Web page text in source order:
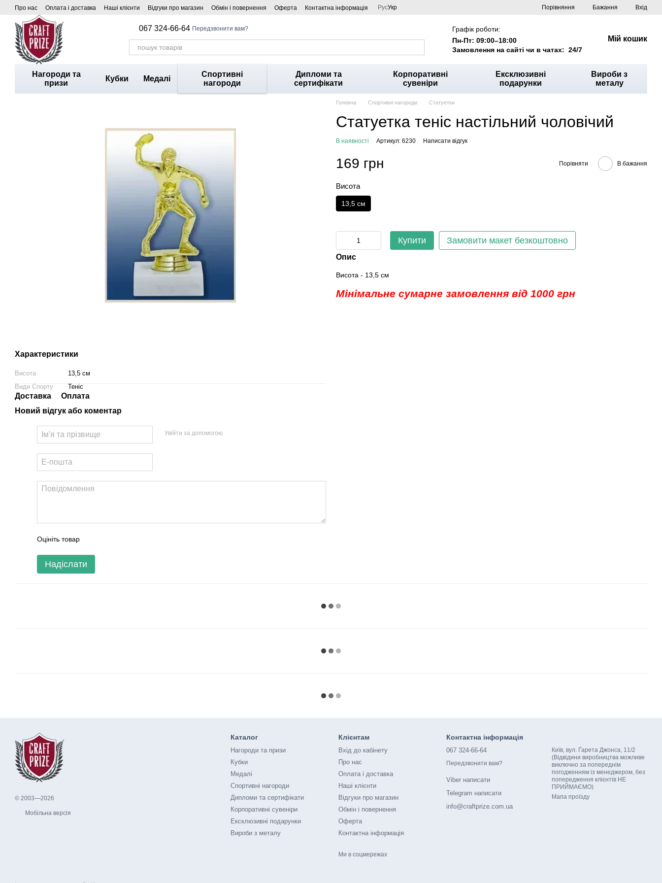
Перейти до основного контенту
Про нас Оплата і доставка Наші клієнти Відгуки про магазин Обмін і повернення Оферта Контактна інформація РусУкр Порівняння Бажання Вхід
067 324-66-64 Передзвонити вам?
Графік роботи:
Пн-Пт: 09:00–18:00
Замовлення на сайті чи в чатах: 24/7
Мій кошик
Нагороди та
призи
Кубки Медалі
Спортивні
нагороди
Дипломи та
сертифікати
Корпоративні
сувеніри
Ексклюзивні
подарунки
Вироби з
металу
Характеристики
Висота
13,5 см
Види Спорту
Теніс
Доставка
Оплата
Новий відгук або коментар
Увійти за допомогою
Оцініть товар
Надіслати
Головна Спортивні нагороди Статуетки
Статуетка теніс настільний чоловічий
В наявності Артикул: 6230 Написати відгук
169 грн Порівняти В бажання
Висота
13,5 см
Купити Замовити макет безкоштовно
Опис
Висота - 13,5 см
Мінімальне сумарне замовлення від 1000 грн
© 2003—2026
Мобільна версія
Каталог
Нагороди та призи
Кубки
Медалі
Спортивні нагороди
Дипломи та сертифікати
Корпоративні сувеніри
Ексклюзивні подарунки
Вироби з металу
Клієнтам
Вхід до кабінету
Про нас
Оплата і доставка
Наші клієнти
Відгуки про магазин
Обмін і повернення
Оферта
Контактна інформація
Ми в соцмережах
Контактна інформація
067 324-66-64
Передзвонити вам?
Viber написати
Telegram написати
info@craftprize.com.ua
Київ, вул. Ґарета Джонса, 11/2
(Відвідини виробництва можливе
виключно за попереднім
погодженням із менеджером, без
попередження клієнтів НЕ
ПРИЙМАЄМО)
Мапа проїзду